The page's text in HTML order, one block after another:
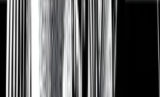
langsam
das hohe Wachstum der
zu halten. Allerdings ist
des Kurseinbruchs.